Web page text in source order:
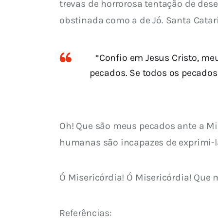
trevas de horrorosa tentação de
obstinada como a de Jó. Santa
“Confio em Jesus Cristo,
pecados. Se todos os
Oh! Que são meus pecados ante a
humanas são incapazes de
Ó Misericórdia! Ó Misericórdia! Que
Referências: